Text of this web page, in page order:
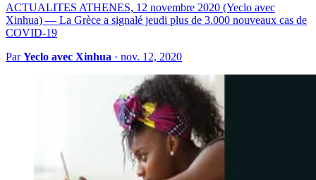
ACTUALITES ATHENES, 12 novembre 2020 (Yeclo avec
Xinhua) — La Grèce a signalé jeudi plus de 3.000 nouveaux cas de
COVID-19
ParYeclo avec Xinhua · nov. 12, 2020